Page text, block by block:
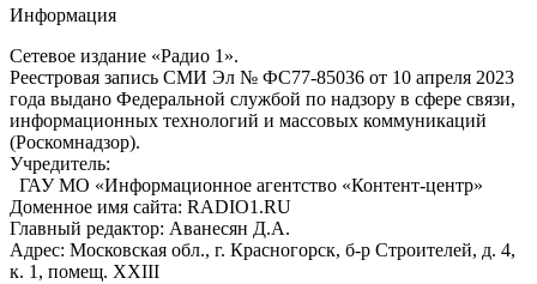
Информация
Сетевое издание «Радио 1».
Реестровая запись СМИ Эл № ФС77-85036 от 10 апреля 2023
года выдано Федеральной службой по надзору в сфере связи,
информационных технологий и массовых коммуникаций
(Роскомнадзор).
Учредитель:
ГАУ МО «Информационное агентство «Контент-центр»
Доменное имя сайта: RADIO1.RU
Главный редактор: Аванесян Д.А.
Адрес: Московская обл., г. Красногорск, б-р Строителей, д. 4,
к. 1, помещ. XXIII